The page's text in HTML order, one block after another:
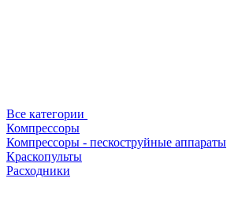
Все категории
Компрессоры
Компрессоры - пескоструйные аппараты
Краскопульты
Расходники